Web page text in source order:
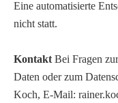
Eine automatisierte
nicht statt.
Kontakt Bei Fragen
Daten oder zum
Koch, E-Mail: